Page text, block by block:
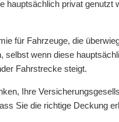
hauptsächlich privat
für Fahrzeuge, die
selbst wenn diese
Fahrstrecke steigt.
Ihre
Sie die richtige Deckung